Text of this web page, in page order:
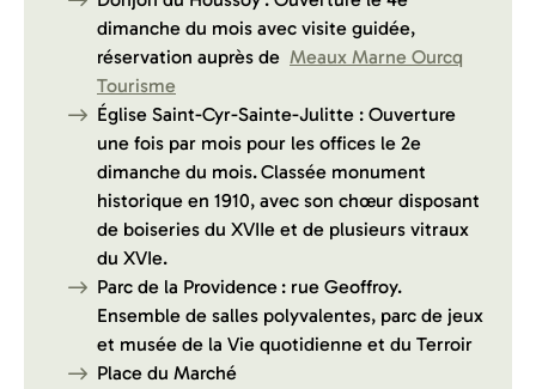
dimanche du mois avec visite guidée,
réservation auprès de Meaux Marne Ourcq
Tourisme
Église Saint-Cyr-Sainte-Julitte : Ouverture
une fois par mois pour les offices le 2e
dimanche du mois. Classée monument
historique en 1910, avec son chœur disposant
de boiseries du XVIIe et de plusieurs vitraux
du XVIe.
Parc de la Providence : rue Geoffroy.
Ensemble de salles polyvalentes, parc de jeux
et musée de la Vie quotidienne et du Terroir
Place du Marché